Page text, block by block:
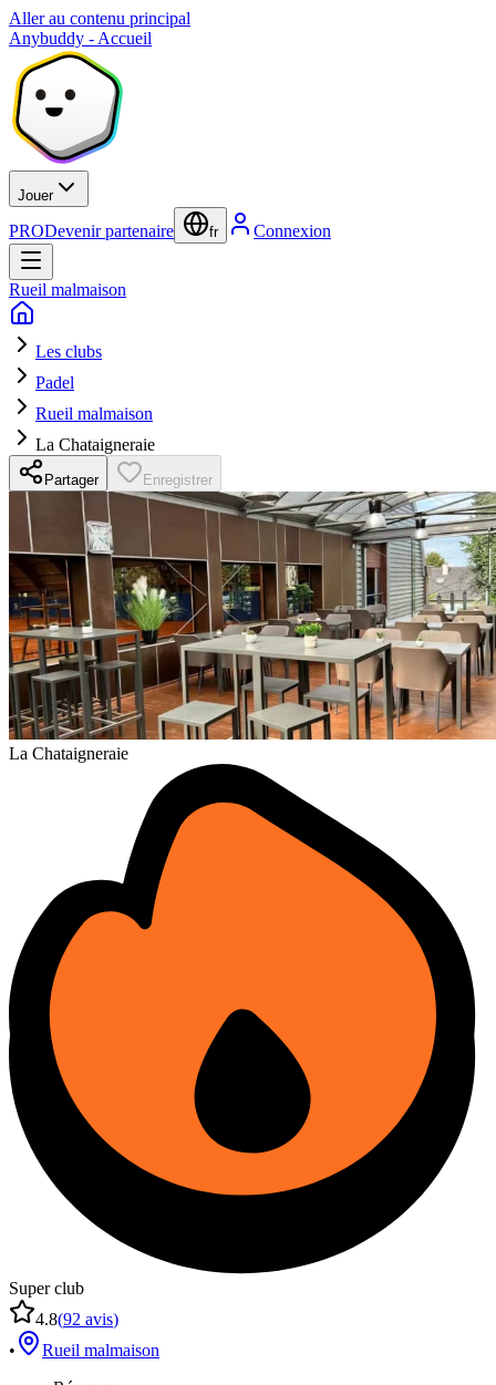
Aller au contenu principal
Anybuddy - Accueil
Jouer
PRODevenir partenaire fr Connexion
Rueil malmaison
Les clubs
Padel
Rueil malmaison
La Chataigneraie
Partager Enregistrer
La Chataigneraie
Super club
4.8(92 avis)
•
Rueil malmaison